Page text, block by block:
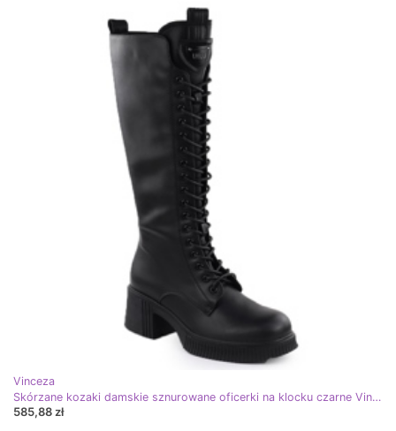
Vinceza
Skórzane kozaki damskie sznurowane oficerki na klocku czarne Vinceza 66804
585,88 zł